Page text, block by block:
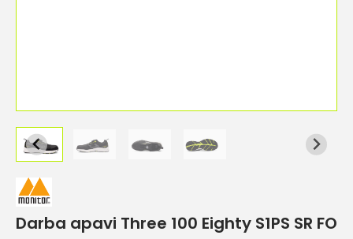
Darba apavi Three 100 Eighty S1PS SR FO